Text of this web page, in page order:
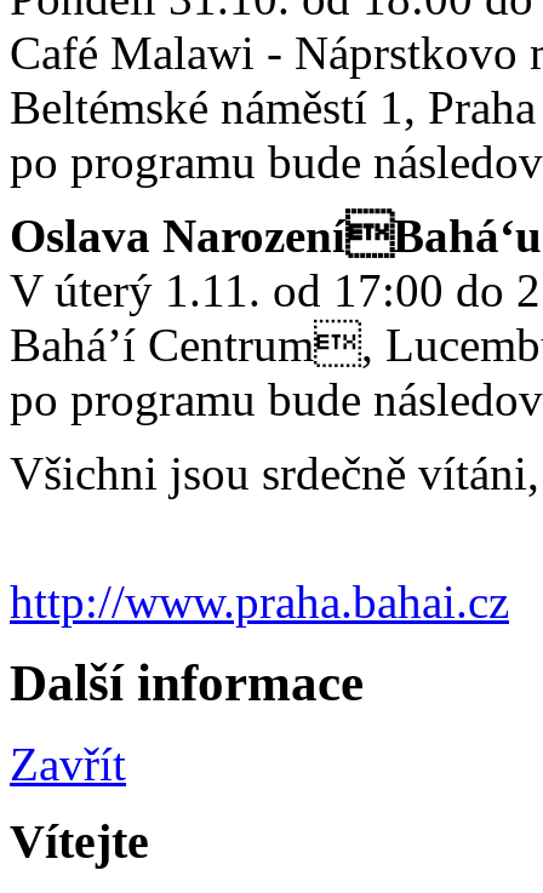
Café Malawi - Náprstkovo
Beltémské náměstí 1,
po programu bude
Oslava
V úterý 1.11. od 17:00 do
Bahá’í Centrum,
po programu bude
Všichni jsou srdečně
http://www.praha.bahai.cz
Další informace
Zavřít
Vítejte